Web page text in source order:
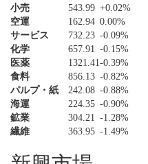
小売
543.99 +0.02%
空運
162.94 0.00%
サービス
732.23 -0.09%
化学
657.91 -0.15%
医薬
1321.41-0.39%
食料
856.13 -0.82%
パルプ・紙
242.08 -0.88%
海運
224.35 -0.90%
鉱業
304.21 -1.28%
繊維
363.95 -1.49%